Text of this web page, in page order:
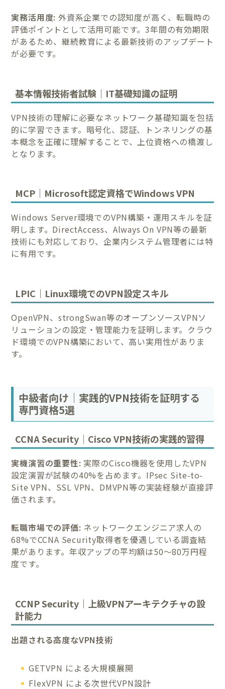
実務活用度: 外資系企業での認知度が高く、転職時の
評価ポイントとして活用可能です。3年間の有効期限
があるため、継続教育による最新技術のアップデート
が必要です。
基本情報技術者試験｜IT基礎知識の証明
VPN技術の理解に必要なネットワーク基礎知識を包括
的に学習できます。暗号化、認証、トンネリングの基
本概念を正確に理解することで、上位資格への橋渡し
となります。
MCP｜Microsoft認定資格でWindows VPN
Windows Server環境でのVPN構築・運用スキルを証
明します。DirectAccess、Always On VPN等の最新
技術にも対応しており、企業内システム管理者には特
に有用です。
LPIC｜Linux環境でのVPN設定スキル
OpenVPN、strongSwan等のオープンソースVPNソ
リューションの設定・管理能力を証明します。クラウ
ド環境でのVPN構築において、高い実用性がありま
す。
中級者向け｜実践的VPN技術を証明する
専門資格5選
CCNA Security｜Cisco VPN技術の実践的習得
実機演習の重要性: 実際のCisco機器を使用したVPN
設定演習が試験の40%を占めます。IPsec Site-to-
Site VPN、SSL VPN、DMVPN等の実装経験が直接評
価されます。
転職市場での評価: ネットワークエンジニア求人の
68%でCCNA Security取得者を優遇している調査結
果があります。年収アップの平均額は50〜80万円程
度です。
CCNP Security｜上級VPNアーキテクチャの設
計能力
出題される高度なVPN技術
GETVPN による大規模展開
FlexVPN による次世代VPN設計